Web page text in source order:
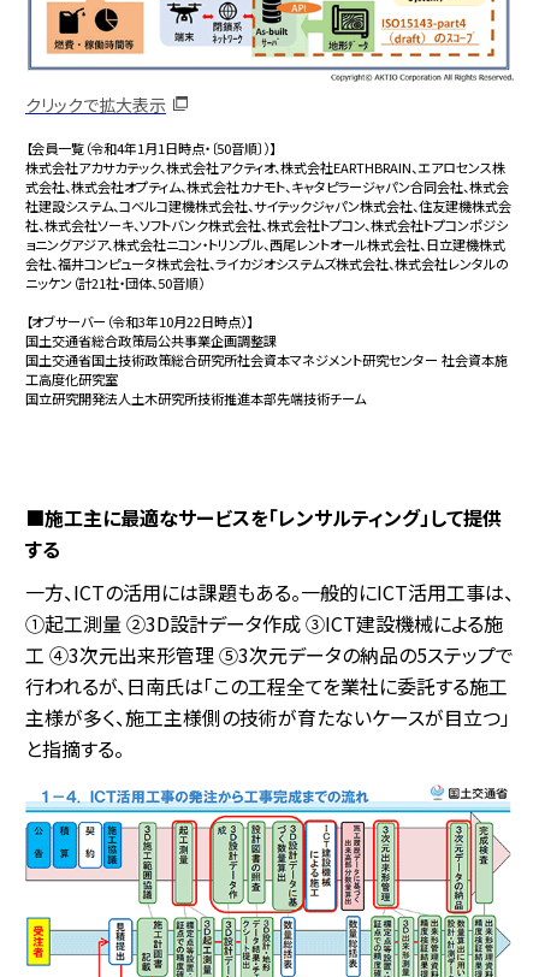
クリックで拡大表示
【会員一覧（令和4年1月1日時点・〔50音順〕）】
株式会社アカサカテック、株式会社アクティオ、株式会社EARTHBRAIN、エアロセンス株
式会社、株式会社オプティム、株式会社カナモト、キャタピラージャパン合同会社、株式会
社建設システム、コベルコ建機株式会社、サイテックジャパン株式会社、住友建機株式会
社、株式会社ソーキ、ソフトバンク株式会社、株式会社トプコン、株式会社トプコンポジシ
ョニングアジア、株式会社ニコン・トリンブル、西尾レントオール株式会社、日立建機株式
会社、福井コンピュータ株式会社、ライカジオシステムズ株式会社、株式会社レンタルの
ニッケン（計21社・団体、50音順）
【オブサーバー（令和3年10月22日時点）】
国土交通省総合政策局公共事業企画調整課
国土交通省国土技術政策総合研究所社会資本マネジメント研究センター 社会資本施
工高度化研究室
国立研究開発法人土木研究所技術推進本部先端技術チーム
■施工主に最適なサービスを「レンサルティング」して提供
する
一方、ICTの活用には課題もある。一般的にICT活用工事は、
①起工測量 ②3D設計データ作成 ③ICT建設機械による施
工 ④3次元出来形管理 ⑤3次元データの納品の5ステップで
行われるが、日南氏は「この工程全てを業社に委託する施工
主様が多く、施工主様側の技術が育たないケースが目立つ」
と指摘する。